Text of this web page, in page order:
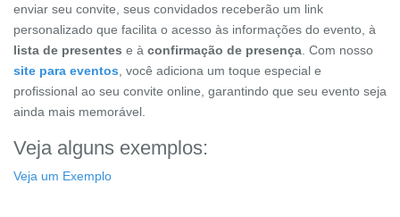
enviar seu convite, seus convidados receberão um link
personalizado que facilita o acesso às informações do evento, à
lista de presentes e à confirmação de presença . Com nosso
site para eventos , você adiciona um toque especial e
profissional ao seu convite online, garantindo que seu evento seja
ainda mais memorável.
Veja alguns exemplos:
Veja um Exemplo